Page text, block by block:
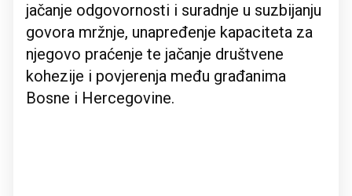
jačanje odgovornosti i suradnje u suzbijanju
govora mržnje, unapređenje kapaciteta za
njegovo praćenje te jačanje društvene
kohezije i povjerenja među građanima
Bosne i Hercegovine.